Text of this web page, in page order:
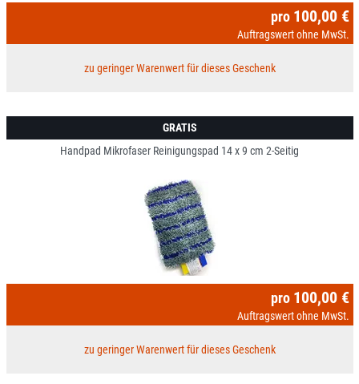
pro 100,00 €
Auftragswert ohne MwSt.
zu geringer Warenwert für dieses Geschenk
GRATIS
Handpad Mikrofaser Reinigungspad 14 x 9 cm 2-Seitig
pro 100,00 €
Auftragswert ohne MwSt.
zu geringer Warenwert für dieses Geschenk